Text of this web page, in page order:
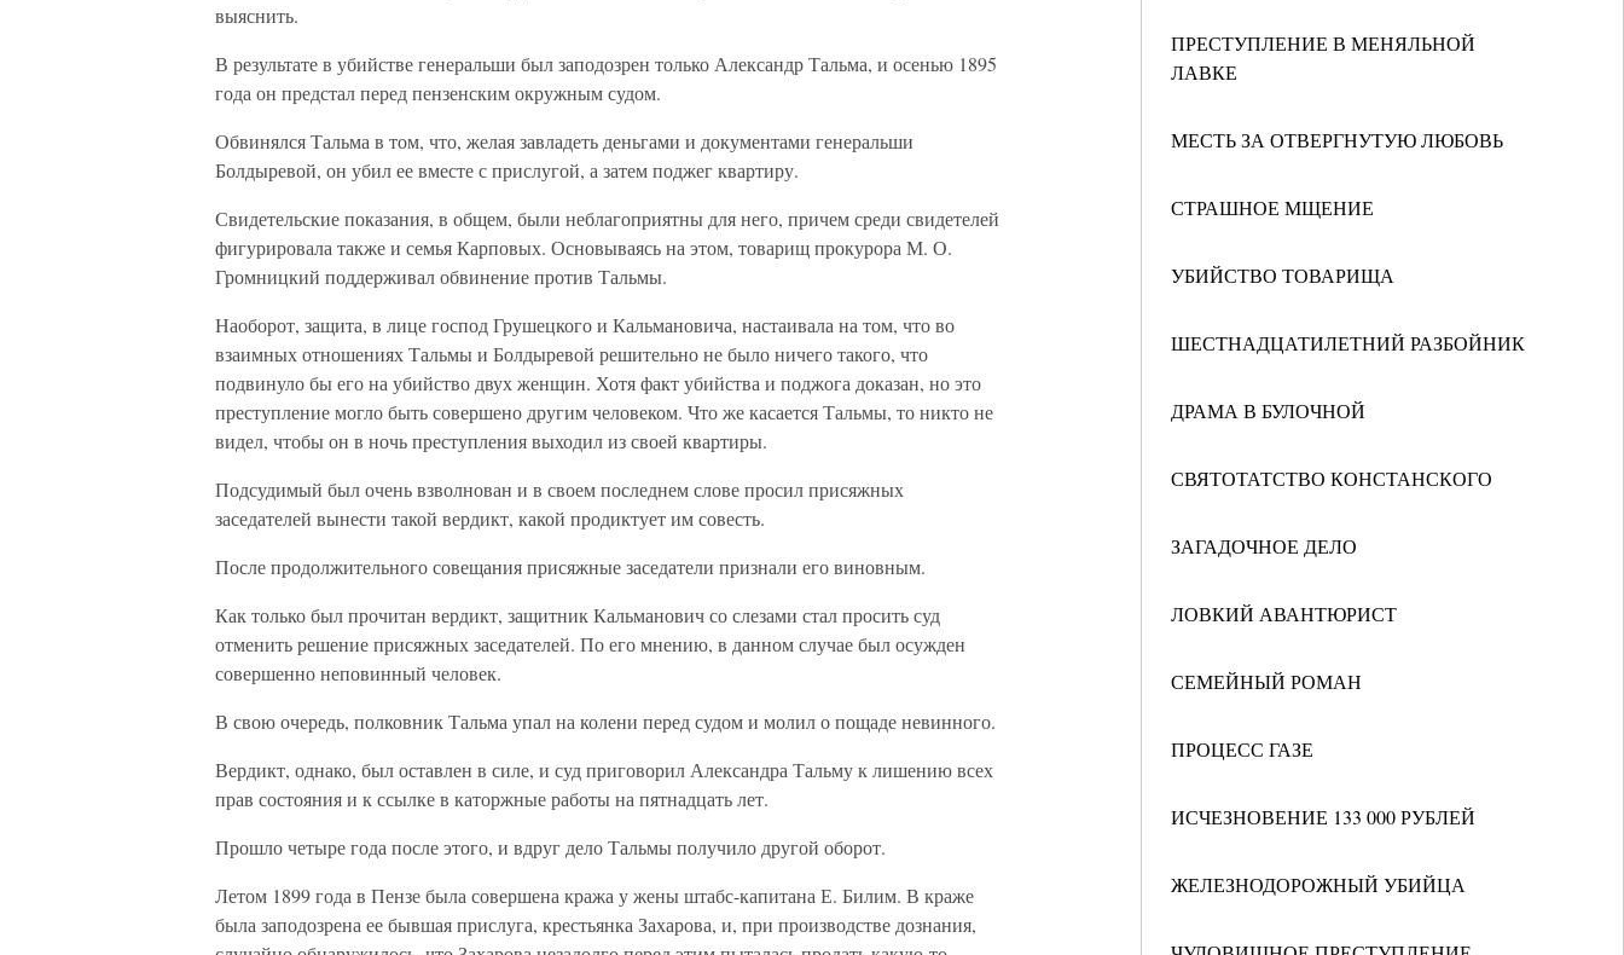
ПРЕСТУПЛЕНИЕ В МЕНЯЛЬНОЙ
ЛАВКЕ
МЕСТЬ ЗА ОТВЕРГНУТУЮ ЛЮБОВЬ
СТРАШНОЕ МЩЕНИЕ
УБИЙСТВО ТОВАРИЩА
ШЕСТНАДЦАТИЛЕТНИЙ РАЗБОЙНИК
ДРАМА В БУЛОЧНОЙ
СВЯТОТАТСТВО КОНСТАНСКОГО
ЗАГАДОЧНОЕ ДЕЛО
ЛОВКИЙ АВАНТЮРИСТ
СЕМЕЙНЫЙ РОМАН
ПРОЦЕСС ГАЗЕ
ИСЧЕЗНОВЕНИЕ 133 000 РУБЛЕЙ
ЖЕЛЕЗНОДОРОЖНЫЙ УБИЙЦА
выяснить.
В результате в убийстве генеральши был заподозрен только Александр Тальма, и осенью 1895
года он предстал перед пензенским окружным судом.
Обвинялся Тальма в том, что, желая завладеть деньгами и документами генеральши
Болдыревой, он убил ее вместе с прислугой, а затем поджег квартиру.
Свидетельские показания, в общем, были неблагоприятны для него, причем среди свидетелей
фигурировала также и семья Карповых. Основываясь на этом, товарищ прокурора М. О.
Громницкий поддерживал обвинение против Тальмы.
Наоборот, защита, в лице господ Грушецкого и Кальмановича, настаивала на том, что во
взаимных отношениях Тальмы и Болдыревой решительно не было ничего такого, что
подвинуло бы его на убийство двух женщин. Хотя факт убийства и поджога доказан, но это
преступление могло быть совершено другим человеком. Что же касается Тальмы, то никто не
видел, чтобы он в ночь преступления выходил из своей квартиры.
Подсудимый был очень взволнован и в своем последнем слове просил присяжных
заседателей вынести такой вердикт, какой продиктует им совесть.
После продолжительного совещания присяжные заседатели признали его виновным.
Как только был прочитан вердикт, защитник Кальманович со слезами стал просить суд
отменить решение присяжных заседателей. По его мнению, в данном случае был осужден
совершенно неповинный человек.
В свою очередь, полковник Тальма упал на колени перед судом и молил о пощаде невинного.
Вердикт, однако, был оставлен в силе, и суд приговорил Александра Тальму к лишению всех
прав состояния и к ссылке в каторжные работы на пятнадцать лет.
Прошло четыре года после этого, и вдруг дело Тальмы получило другой оборот.
Летом 1899 года в Пензе была совершена кража у жены штабс-капитана Е. Билим. В краже
была заподозрена ее бывшая прислуга, крестьянка Захарова, и, при производстве дознания,